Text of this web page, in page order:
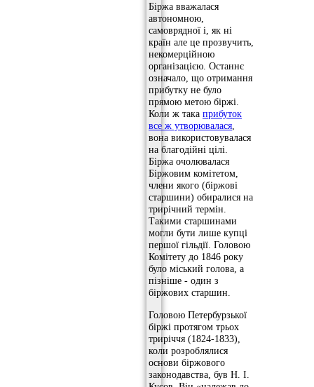
Біржа вважалася
автономною,
самоврядної і, як ні
країн але це прозвучить,
некомерційною
організацією. Останнє
означало, що отримання
прибутку не було
прямою метою біржі.
Коли ж така прибуток
все ж утворювалася,
вона використовувалася
на благодійні цілі.
Біржа очолювалася
Біржовим комітетом,
члени якого (біржові
старшини) обиралися на
трирічний термін.
Такими старшинами
могли бути лише купці
першої гільдії. Головою
Комітету до 1846 року
було міський голова, а
пізніше - один з
біржових старшин.
Головою Петербурзької
біржі протягом трьох
триріччя (1824-1833),
коли розроблялися
основи біржового
законодавства, був Н. І.